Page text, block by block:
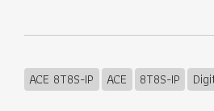
ACE 8T8S-IP ACE 8T8S-IP